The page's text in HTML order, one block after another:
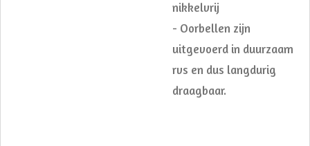
nikkelvrij
- Oorbellen zijn
uitgevoerd in duurzaam
rvs en dus langdurig
draagbaar.